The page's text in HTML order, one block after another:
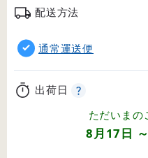
配送方法
通常運送便
出荷日
ただいまの
8月17日 ～